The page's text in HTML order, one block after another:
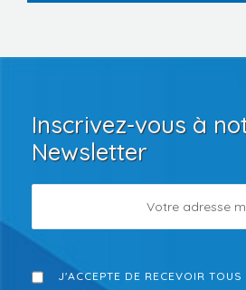
Inscrivez-vous à
Newsletter
J'ACCEPTE DE RECEVOIR